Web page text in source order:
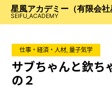
星風アカデミー（有限会社
SEIFU_ACADEMY
仕事・経済・人材, 量子気学
サブちゃんと欽ち
の２